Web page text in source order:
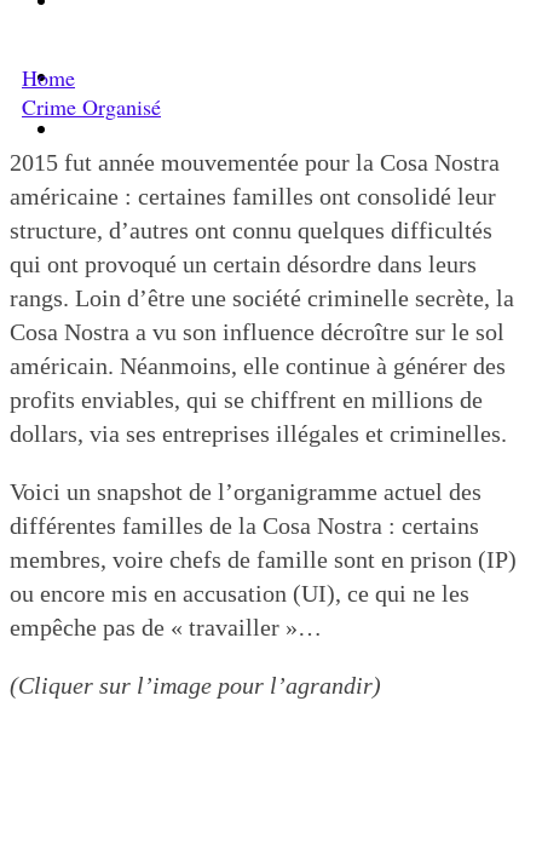
Le criminel de plus stupide de l’été !
Facebook : son catalogue biométrique de Tags
illégal ?
Home
Crime Organisé
2015 fut année mouvementée pour la Cosa Nostra
américaine : certaines familles ont consolidé leur
structure, d’autres ont connu quelques difficultés
qui ont provoqué un certain désordre dans leurs
rangs. Loin d’être une société criminelle secrète, la
Cosa Nostra a vu son influence décroître sur le sol
américain. Néanmoins, elle continue à générer des
profits enviables, qui se chiffrent en millions de
dollars, via ses entreprises illégales et criminelles.
Voici un snapshot de l’organigramme actuel des
différentes familles de la Cosa Nostra : certains
membres, voire chefs de famille sont en prison (IP)
ou encore mis en accusation (UI), ce qui ne les
empêche pas de « travailler »…
(Cliquer sur l’image pour l’agrandir)